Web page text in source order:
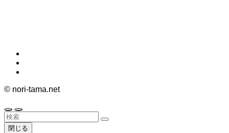
© nori-tama.net
閉じる